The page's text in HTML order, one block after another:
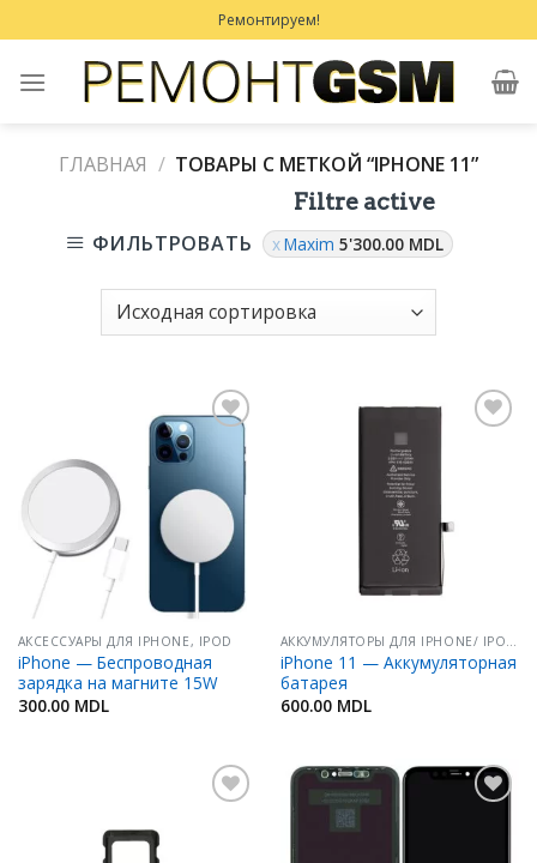
to
content
Ремонтируем!
ГЛАВНАЯ / ТОВАРЫ С МЕТКОЙ “IPHONE 11”
ФИЛЬТРОВАТЬ
Filtre active
Maxim5'300.00 MDL
Добавить
АКСЕССУАРЫ ДЛЯ IPHONE, IPOD
iPhone — Беспроводная
зарядка на магните 15W
300.00 MDL
АККУМУЛЯТОРЫ ДЛЯ IPHONE/ IPOD/ IPAD
iPhone 11 — Аккумуляторная
батарея
600.00 MDL